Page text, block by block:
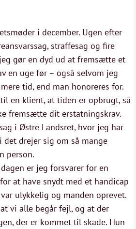
i december. Ugen efter
straffesag og fire
gør en dyd ud at fremsætte et
en uge før – også selvom jeg
tid, end man honoreres for.
en klient, at tiden er opbrugt, så
fremsætte dit erstatningskrav.
i Østre Landsret, hvor jeg har
det drejer sig om så mange
person.
er jeg forsvarer for en
at have snydt med et handicap
ulykkelig og manden oprevet.
vi alle begår fejl, og at der
der er kommet til skade. Hun